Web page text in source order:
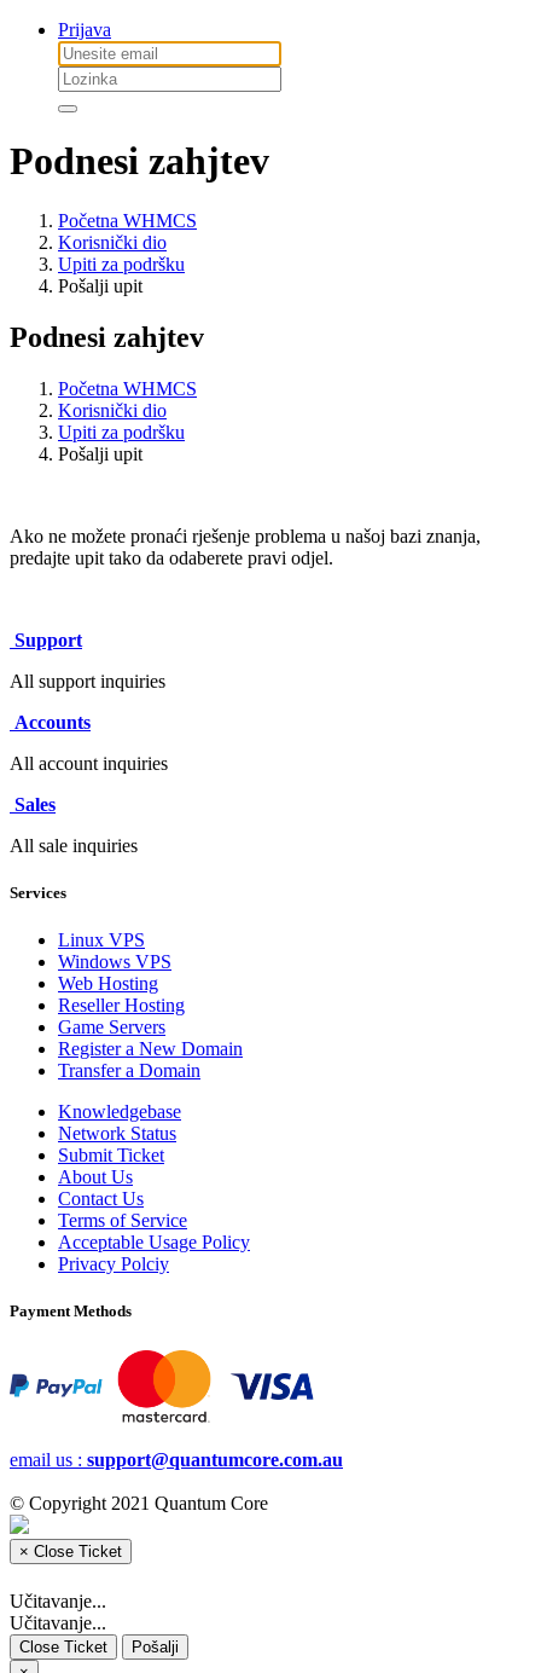
Prijava
Podnesi zahjtev
Početna WHMCS
Korisnički dio
Upiti za podršku
Pošalji upit
Podnesi zahjtev
Početna WHMCS
Korisnički dio
Upiti za podršku
Pošalji upit
Ako ne možete pronaći rješenje problema u našoj bazi znanja,
predajte upit tako da odaberete pravi odjel.
Support
All support inquiries
Accounts
All account inquiries
Sales
All sale inquiries
Services
Linux VPS
Windows VPS
Web Hosting
Reseller Hosting
Game Servers
Register a New Domain
Transfer a Domain
Knowledgebase
Network Status
Submit Ticket
About Us
Contact Us
Terms of Service
Acceptable Usage Policy
Privacy Polciy
Payment Methods
email us : support@quantumcore.com.au
© Copyright 2021 Quantum Core
× Close Ticket
Učitavanje...
Učitavanje...
Close Ticket
Pošalji